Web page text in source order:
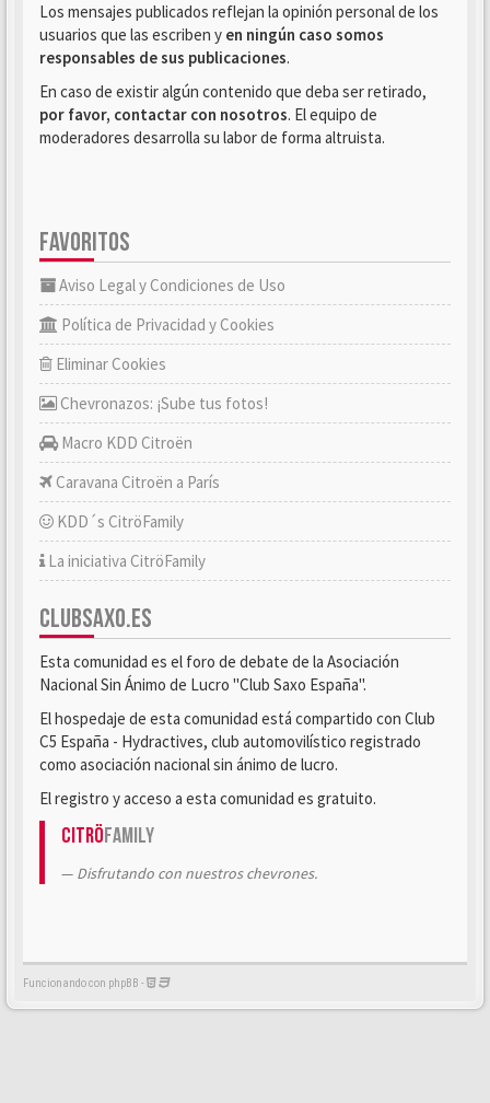
Los mensajes publicados reflejan la opinión personal de los
usuarios que las escriben y en ningún caso somos
responsables de sus publicaciones.
En caso de existir algún contenido que deba ser retirado,
por favor, contactar con nosotros. El equipo de
moderadores desarrolla su labor de forma altruista.
FAVORITOS
Aviso Legal y Condiciones de Uso
Política de Privacidad y Cookies
Eliminar Cookies
Chevronazos: ¡Sube tus fotos!
Macro KDD Citroën
Caravana Citroën a París
KDD´s CitröFamily
La iniciativa CitröFamily
CLUBSAXO.ES
Esta comunidad es el foro de debate de la Asociación
Nacional Sin Ánimo de Lucro "Club Saxo España".
El hospedaje de esta comunidad está compartido con Club
C5 España - Hydractives, club automovilístico registrado
como asociación nacional sin ánimo de lucro.
El registro y acceso a esta comunidad es gratuito.
CitröFamily
Disfrutando con nuestros chevrones.
Funcionando con phpBB -